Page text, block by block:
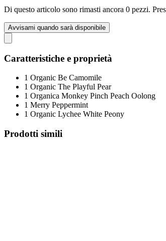
Di questo articolo sono rimasti ancora 0 pezzi.
Avvisami quando sarà disponibile
Caratteristiche e proprietà
1 Organic Be Camomile
1 Organic The Playful Pear
1 Organica Monkey Pinch Peach Oolong
1 Merry Peppermint
1 Organic Lychee White Peony
Prodotti simili